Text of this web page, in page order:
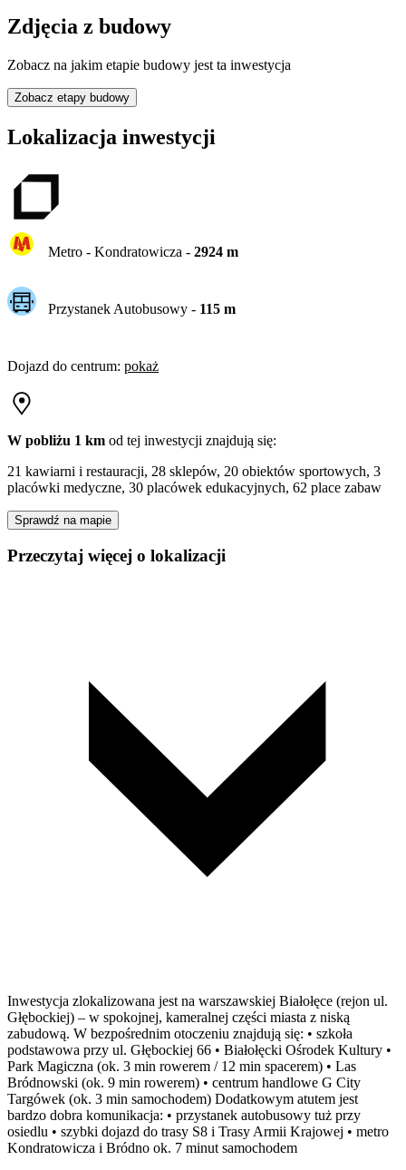
Zdjęcia z budowy
Zobacz na jakim etapie budowy jest ta inwestycja
Zobacz etapy budowy
Lokalizacja inwestycji
Metro - Kondratowicza - 2924m
Przystanek Autobusowy - 115m
Dojazd do centrum: pokaż
W pobliżu 1 km od tej inwestycji znajdują się:
21 kawiarni i restauracji, 28 sklepów, 20 obiektów sportowych, 3
placówki medyczne, 30 placówek edukacyjnych, 62 place zabaw
Sprawdź na mapie
Przeczytaj więcej o lokalizacji
Inwestycja zlokalizowana jest na warszawskiej Białołęce (rejon ul.
Głębockiej) – w spokojnej, kameralnej części miasta z niską
zabudową. W bezpośrednim otoczeniu znajdują się: • szkoła
podstawowa przy ul. Głębockiej 66 • Białołęcki Ośrodek Kultury •
Park Magiczna (ok. 3 min rowerem / 12 min spacerem) • Las
Bródnowski (ok. 9 min rowerem) • centrum handlowe G City
Targówek (ok. 3 min samochodem) Dodatkowym atutem jest
bardzo dobra komunikacja: • przystanek autobusowy tuż przy
osiedlu • szybki dojazd do trasy S8 i Trasy Armii Krajowej • metro
Kondratowicza i Bródno ok. 7 minut samochodem